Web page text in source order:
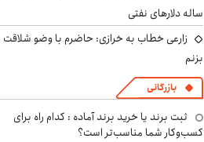
ساله دلارهای نفتی
زارعی خطاب به خرازی: حاضرم با وضو شلاقت
بزنم
بازرگانی
ثبت برند یا خرید برند آماده : کدام راه برای
کسب‌وکار شما مناسب‌تر است؟